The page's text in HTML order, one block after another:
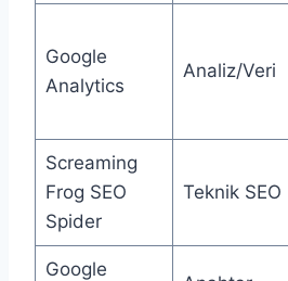
Google
Analytics
Analiz/Veri
Screaming
Frog SEO
Spider
Teknik SEO
Google